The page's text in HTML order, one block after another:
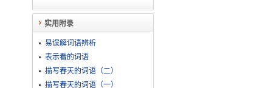
实用附录
易误解词语辨析
表示看的词语
描写春天的词语（二）
描写春天的词语（一）